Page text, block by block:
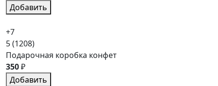
Добавить
+7
5(1208)
Подарочная коробка конфет
350₽
Добавить